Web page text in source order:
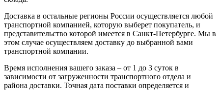
Доставка в остальные регионы России осуществляется любой
транспортной компанией, которую выберет покупатель, и
представительство которой имеется в Санкт-Петербурге. Мы в
этом случае осуществляем доставку до выбранной вами
транспортной компании.
Время исполнения вашего заказа – от 1 до 3 суток в
зависимости от загруженности транспортного отдела и
района доставки. Точная дата поставки определяется и